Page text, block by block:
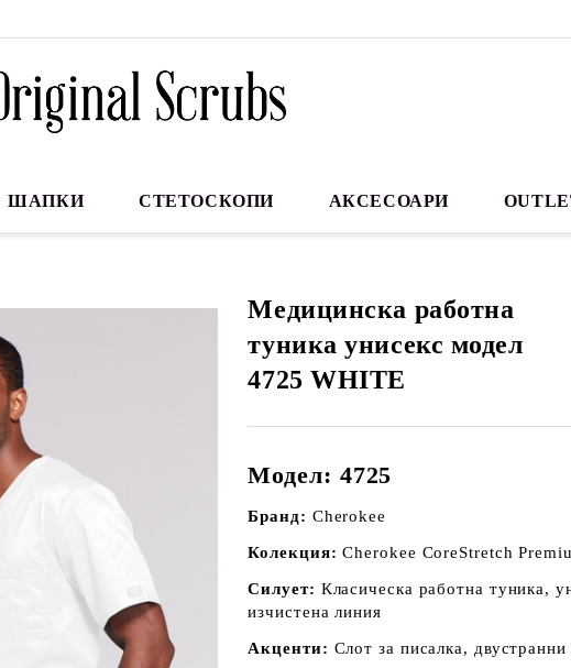
ШАПКИ СТЕТОСКОПИ АКСЕСОАРИ
Медицинска работна
туника унисекс модел
4725 WHITE
Модел: 4725
Бранд: Cherokee
Колекция:Cherokee CoreStretch
Силует: Класическа работна туника,
изчистена линия
Акценти: Слот за писалка, двустранни